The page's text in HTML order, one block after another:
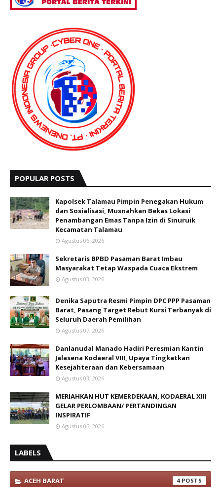
POPULAR POSTS
Kapolsek Talamau Pimpin Penegakan Hukum
dan Sosialisasi, Musnahkan Bekas Lokasi
Penambangan Emas Tanpa Izin di Sinuruik
Kecamatan Talamau
Agustus 06, 2026
Sekretaris BPBD Pasaman Barat Imbau
Masyarakat Tetap Waspada Cuaca Ekstrem
Agustus 03, 2026
Denika Saputra Resmi Pimpin DPC PPP Pasaman
Barat, Pasang Target Rebut Kursi Terbanyak di
Seluruh Daerah Pemilihan
Agustus 07, 2026
Danlanudal Manado Hadiri Peresmian Kantin
Jalasena Kodaeral VIII, Upaya Tingkatkan
Kesejahteraan dan Kebersamaan
Agustus 03, 2026
MERIAHKAN HUT KEMERDEKAAN, KODAERAL XIII
GELAR PERLOMBAAN/ PERTANDINGAN
INSPIRATIF
Agustus 05, 2026
LABELS
ACEH BARAT 4